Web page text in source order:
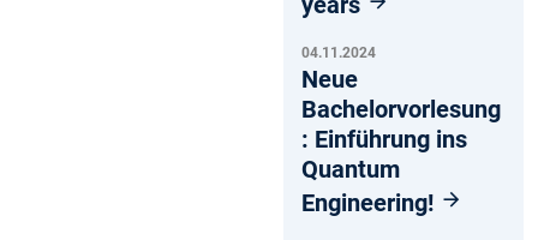
04.11.2024
Neue
Bachelorvorlesung
: Einführung ins
Quantum
Engineering!